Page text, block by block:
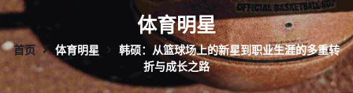
体育明星
首页 体育明星
韩硕：从篮球场上的新星到职业生涯的多重转
折与成长之路